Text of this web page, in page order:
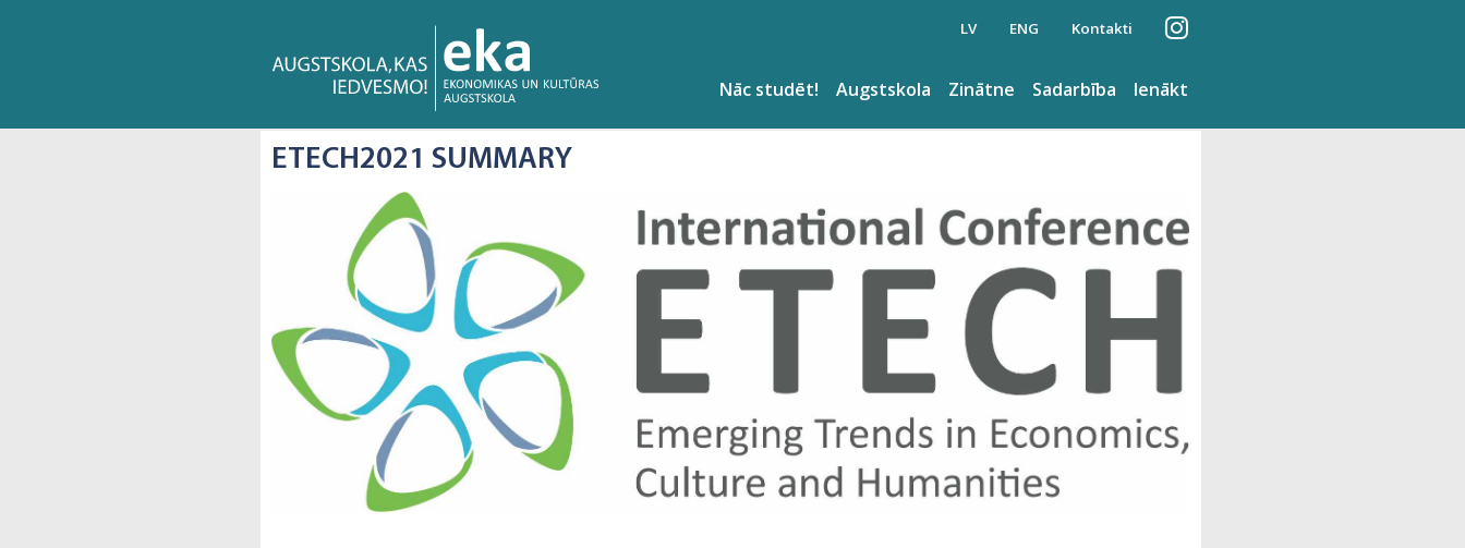
LV ENG Kontakti
Ienākt
Sadarbība
Zinātne
Augstskola
Nāc studēt!
ETECH2021 SUMMARY